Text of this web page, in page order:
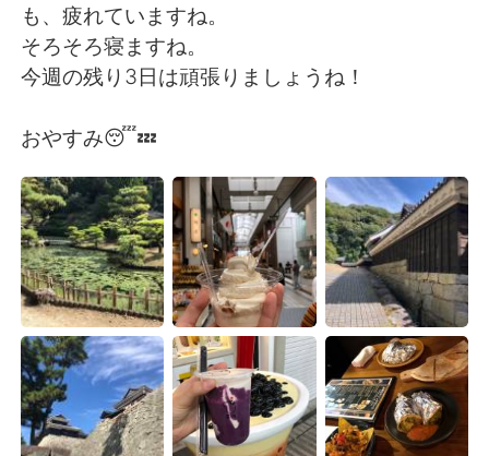
繁體中文
Русский ไทย
Indonesia Italiano
Türkçe Tiếng Việt
Português
も、疲れていますね。
そろそろ寝ますね。
今週の残り3日は頑張りましょうね！
おやすみ😴💤